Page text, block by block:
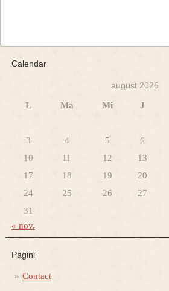
Calendar
august 2026
L Ma Mi J
3
4 5 6
10
11 12 13
17
18 19 20
24
25 26 27
31
« nov.
Pagini
Contact